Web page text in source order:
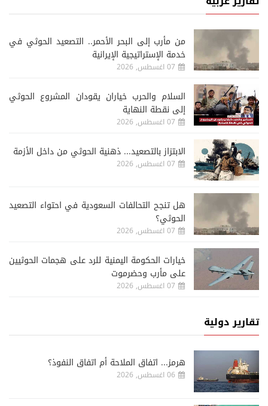
من مأرب إلى البحر الأحمر.. التصعيد الحوثي في
خدمة الإستراتيجية الإيرانية
07 اغسطس, 2026
السلام والحرب خياران يقودان المشروع الحوثي
إلى نقطة النهاية
07 اغسطس, 2026
الابتزاز بالتصعيد... ذهنية الحوثي من داخل الأزمة
07 اغسطس, 2026
هل تنجح التحالفات السعودية في احتواء التصعيد
الحوثي؟
07 اغسطس, 2026
خيارات الحكومة اليمنية للرد على هجمات الحوثيين
على مأرب وحضرموت
07 اغسطس, 2026
تقارير دولية
هرمز... اتفاق الملاحة أم اتفاق النفوذ؟
06 اغسطس, 2026